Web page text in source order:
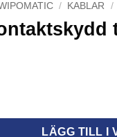
/ KABLAR /
till EKB-kontakter
LÄGG TILL I